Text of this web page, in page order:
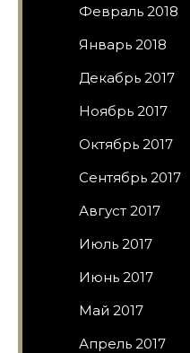
Февраль 2018
Январь 2018
Декабрь 2017
Ноябрь 2017
Октябрь 2017
Сентябрь 2017
Август 2017
Июль 2017
Июнь 2017
Май 2017
Апрель 2017